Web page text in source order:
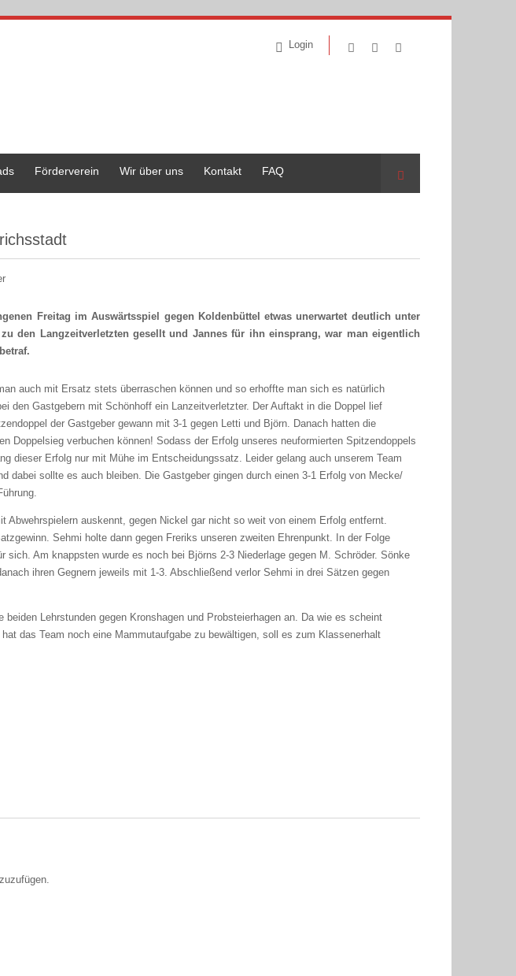
Login
Förderverein Wir über uns Kontakt FAQ Suche
Freitag im Auswärtsspiel gegen Koldenbüttel etwas unerwartet deutlich unter
den Langzeitverletzten gesellt und Jannes für ihn einsprang, war man eigentlich
auch mit Ersatz stets überraschen können und so erhoffte man sich es natürlich
den Gastgebern mit Schönhoff ein Lanzeitverletzter. Der Auftakt in die Doppel lief
der Gastgeber gewann mit 3-1 gegen Letti und Björn. Danach hatten die
Doppelsieg verbuchen können! Sodass der Erfolg unseres neuformierten Spitzendoppels
dieser Erfolg nur mit Mühe im Entscheidungssatz. Leider gelang auch unserem Team
dabei sollte es auch bleiben. Die Gastgeber gingen durch einen 3-1 Erfolg von Mecke/
auskennt, gegen Nickel gar nicht so weit von einem Erfolg entfernt.
Sehmi holte dann gegen Freriks unseren zweiten Ehrenpunkt. In der Folge
sich. Am knappsten wurde es noch bei Björns 2-3 Niederlage gegen M. Schröder. Sönke
ihren Gegnern jeweils mit 1-3. Abschließend verlor Sehmi in drei Sätzen gegen
Lehrstunden gegen Kronshagen und Probsteierhagen an. Da wie es scheint
das Team noch eine Mammutaufgabe zu bewältigen, soll es zum Klassenerhalt